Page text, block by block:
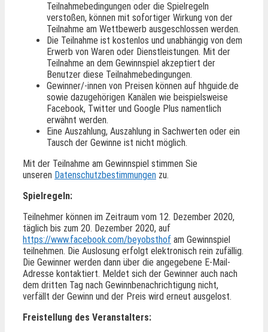
Teilnahmebedingungen oder die Spielregeln
verstoßen, können mit sofortiger Wirkung von der
Teilnahme am Wettbewerb ausgeschlossen werden.
Die Teilnahme ist kostenlos und unabhängig von dem
Erwerb von Waren oder Dienstleistungen. Mit der
Teilnahme an dem Gewinnspiel akzeptiert der
Benutzer diese Teilnahmebedingungen.
Gewinner/-innen von Preisen können auf hhguide.de
sowie dazugehörigen Kanälen wie beispielsweise
Facebook, Twitter und Google Plus namentlich
erwähnt werden.
Eine Auszahlung, Auszahlung in Sachwerten oder ein
Tausch der Gewinne ist nicht möglich.
Mit der Teilnahme am Gewinnspiel stimmen Sie
unseren Datenschutzbestimmungen zu.
Spielregeln:
Teilnehmer können im Zeitraum vom 12. Dezember 2020,
täglich bis zum 20. Dezember 2020, auf
https://www.facebook.com/beyobsthof am Gewinnspiel
teilnehmen. Die Auslosung erfolgt elektronisch rein zufällig.
Die Gewinner werden dann über die angegebene E-Mail-
Adresse kontaktiert. Meldet sich der Gewinner auch nach
dem dritten Tag nach Gewinnbenachrichtigung nicht,
verfällt der Gewinn und der Preis wird erneut ausgelost.
Freistellung des Veranstalters: